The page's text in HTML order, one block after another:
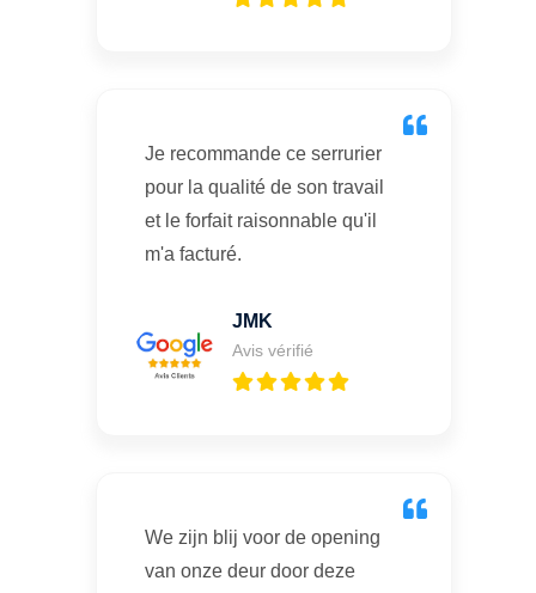
Je recommande ce serrurier
pour la qualité de son travail
et le forfait raisonnable qu'il
m'a facturé.
JMK
Avis vérifié
We zijn blij voor de opening
van onze deur door deze